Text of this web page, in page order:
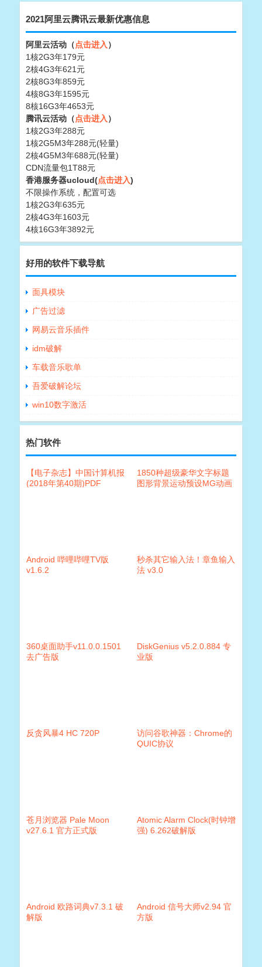
2021阿里云腾讯云最新优惠信息
阿里云活动（点击进入）
1核2G3年179元
2核4G3年621元
2核8G3年859元
4核8G3年1595元
8核16G3年4653元
腾讯云活动（点击进入）
1核2G3年288元
1核2G5M3年288元(轻量)
2核4G5M3年688元(轻量)
CDN流量包1T88元
香港服务器ucloud(点击进入)
不限操作系统，配置可选
1核2G3年635元
2核4G3年1603元
4核16G3年3892元
好用的软件下载导航
面具模块
广告过滤
网易云音乐插件
idm破解
车载音乐歌单
吾爱破解论坛
win10数字激活
热门软件
【电子杂志】中国计算机报
(2018年第40期)PDF
1850种超级豪华文字标题
图形背景运动预设MG动画
Android 哔哩哔哩TV版
v1.6.2
秒杀其它输入法！章鱼输入
法 v3.0
360桌面助手v11.0.0.1501
去广告版
DiskGenius v5.2.0.884 专
业版
反贪风暴4 HC 720P
访问谷歌神器：Chrome的
QUIC协议
苍月浏览器 Pale Moon
v27.6.1 官方正式版
Atomic Alarm Clock(时钟增
强) 6.262破解版
Android 欧路词典v7.3.1 破
解版
Android 信号大师v2.94 官
方版